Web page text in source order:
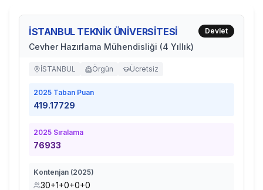
İSTANBUL TEKNİK ÜNİVERSİTESİ
Cevher Hazırlama Mühendisliği (4 Yıllık)
Devlet
İSTANBUL Örgün Ücretsiz
2025 Taban Puan
419.17729
2025 Sıralama
76933
Kontenjan (2025)
30+1+0+0+0